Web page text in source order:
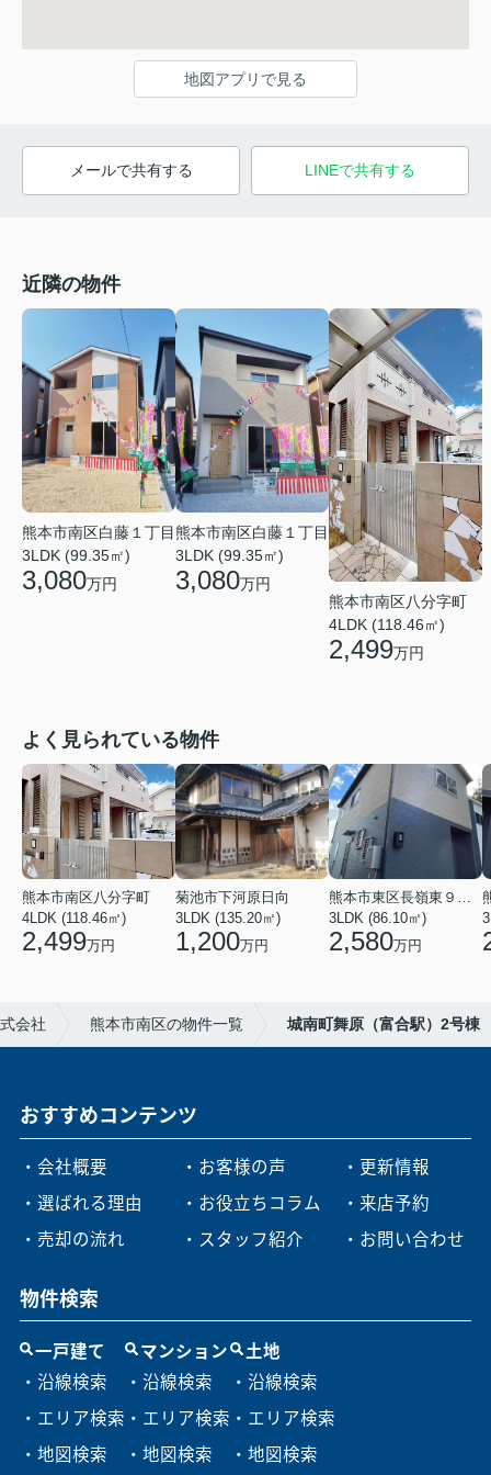
地図アプリで見る
メールで共有する LINEで共有する
近隣の物件
熊本市南区白藤１丁目
3LDK (99.35㎡)
3,080万円
熊本市南区白藤１丁目
3LDK (99.35㎡)
3,080万円
熊本市南区八分字町
4LDK (118.46㎡)
2,499万円
よく見られている物件
熊本市南区八分字町
4LDK (118.46㎡)
2,499万円
菊池市下河原日向
3LDK (135.20㎡)
1,200万円
熊本市東区長嶺東９丁目
3LDK (86.10㎡)
2,580万円
会社 熊本市南区の物件一覧 城南町舞原（富合駅）2号棟
おすすめコンテンツ
・会社概要
・選ばれる理由
・売却の流れ
・お客様の声
・お役立ちコラム
・スタッフ紹介
・更新情報
・来店予約
・お問い合わせ
物件検索
一戸建て
・沿線検索
・エリア検索
・地図検索
マンション
・沿線検索
・エリア検索
・地図検索
土地
・沿線検索
・エリア検索
・地図検索